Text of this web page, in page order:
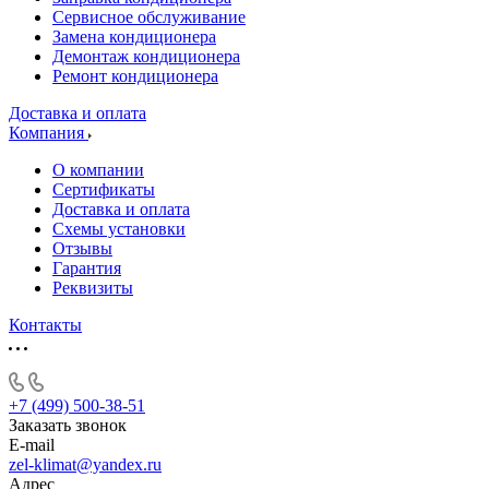
Сервисное обслуживание
Замена кондиционера
Демонтаж кондиционера
Ремонт кондиционера
Доставка и оплата
Компания
О компании
Сертификаты
Доставка и оплата
Схемы установки
Отзывы
Гарантия
Реквизиты
Контакты
+7 (499) 500-38-51
Заказать звонок
E-mail
zel-klimat@yandex.ru
Адрес